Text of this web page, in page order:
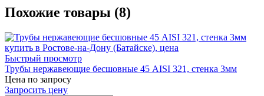
Похожие товары (8)
Быстрый просмотр
Трубы нержавеющие бесшовные 45 AISI 321, стенка 3мм
Цена по запросу
Запросить цену